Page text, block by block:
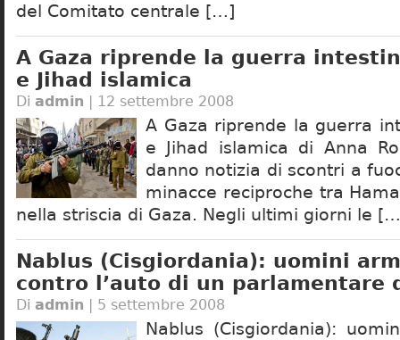
del Comitato centrale […]
A Gaza riprende la guerra
e Jihad islamica
Di admin | 12 settembre 2008
A Gaza riprende la guerra
e Jihad islamica di Anna
danno notizia di scontri a
minacce reciproche tra
nella striscia di Gaza. Negli ultimi giorni le
Nablus (Cisgiordania): uomini
contro l’auto di un parlamentare
Di admin | 5 settembre 2008
Nablus (Cisgiordania):